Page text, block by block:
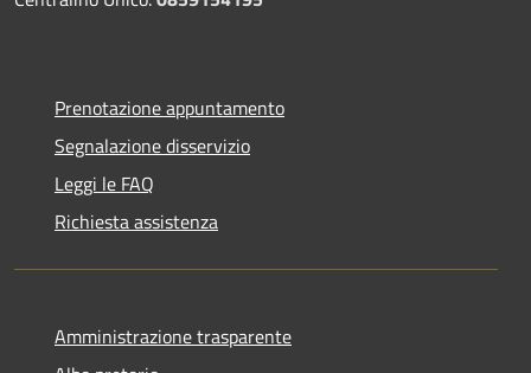
Prenotazione appuntamento
Segnalazione disservizio
Leggi le FAQ
Richiesta assistenza
Amministrazione trasparente